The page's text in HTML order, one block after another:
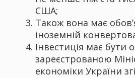
США;
Також вона має
іноземній
Інвестиція має бути
зареєстрованою
економіки України